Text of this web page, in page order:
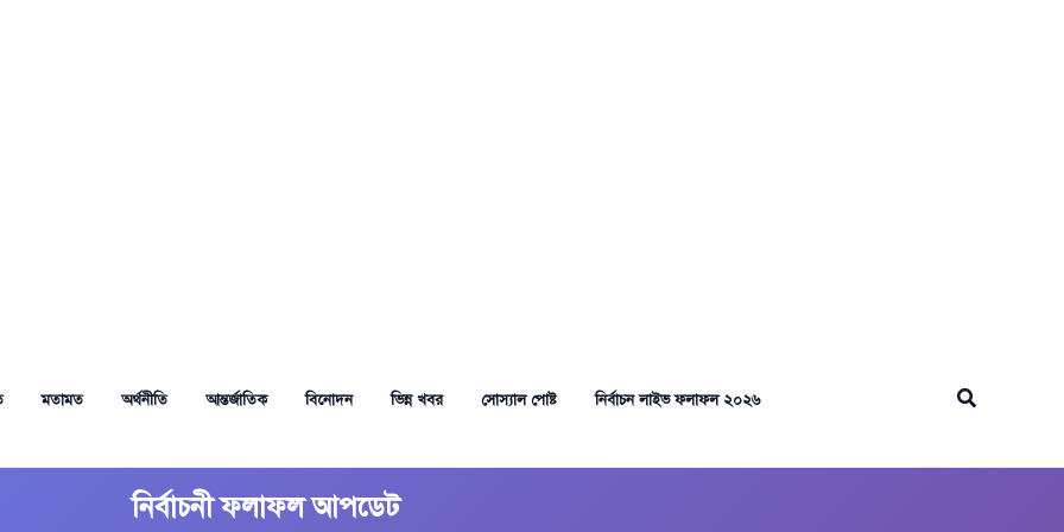
মতামত অর্থনীতি আন্তর্জাতিক বিনোদন ভিন্ন খবর সোস্যাল পোষ্ট নির্বাচন লাইভ ফলাফল ২০২৬ Search
নির্বাচনী ফলাফল আপডেট